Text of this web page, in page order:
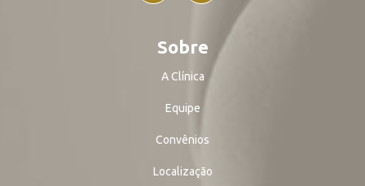
Sobre
A Clínica
Equipe
Convênios
Localização